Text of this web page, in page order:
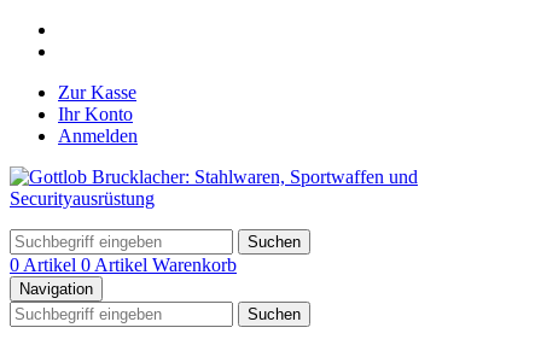
Zur Kasse
Ihr Konto
Anmelden
Suchen
0 Artikel 0 Artikel Warenkorb
Navigation
Suchen